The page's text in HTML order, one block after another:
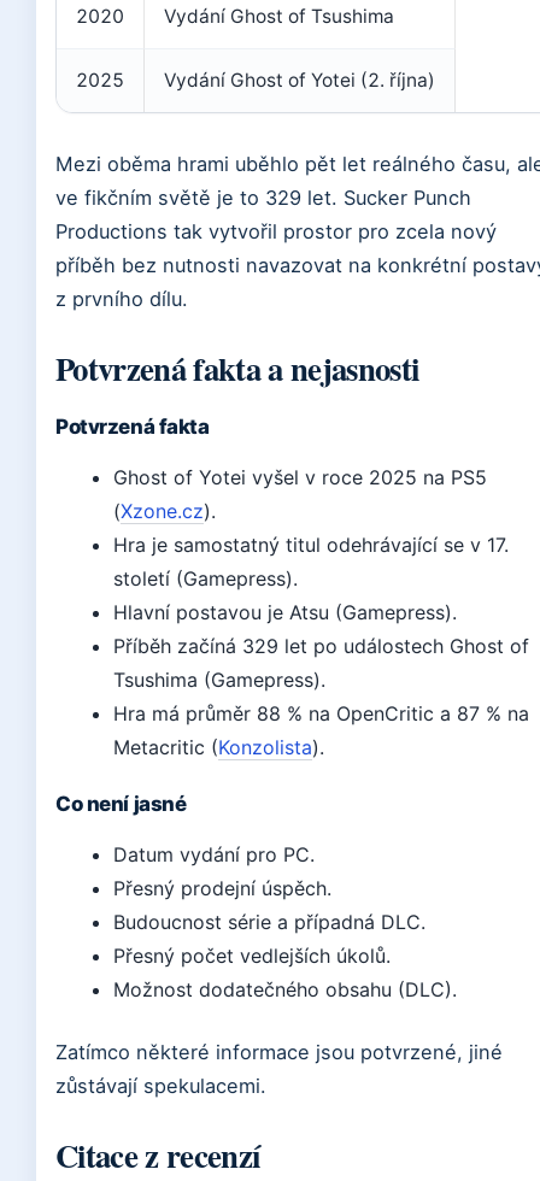
2020 Vydání Ghost of Tsushima
2025 Vydání Ghost of Yotei (2. října)
Mezi oběma hrami uběhlo pět let reálného času,
ve fikčním světě je to 329 let. Sucker Punch
Productions tak vytvořil prostor pro zcela nový
příběh bez nutnosti navazovat na konkrétní
z prvního dílu.
Potvrzená fakta a nejasnosti
Potvrzená fakta
Ghost of Yotei vyšel v roce 2025 na PS5
(Xzone.cz).
Hra je samostatný titul odehrávající se v 17.
století (Gamepress).
Hlavní postavou je Atsu (Gamepress).
Příběh začíná 329 let po událostech Ghost of
Tsushima (Gamepress).
Hra má průměr 88 % na OpenCritic a 87 % na
Metacritic (Konzolista).
Co není jasné
Datum vydání pro PC.
Přesný prodejní úspěch.
Budoucnost série a případná DLC.
Přesný počet vedlejších úkolů.
Možnost dodatečného obsahu (DLC).
Zatímco některé informace jsou potvrzené, jiné
zůstávají spekulacemi.
Citace z recenzí